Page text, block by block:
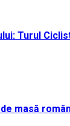
Turul
masă